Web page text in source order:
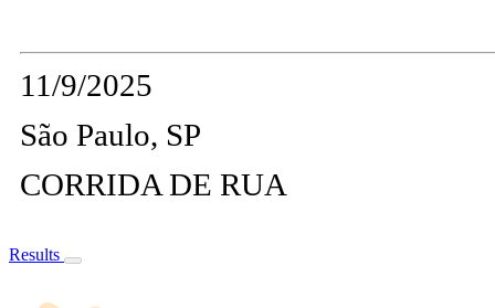
11/9/2025
São Paulo, SP
CORRIDA DE RUA
Results